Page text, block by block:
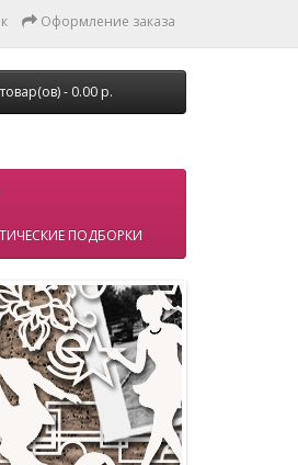
Оформление заказа
- 0.00 р.
ПОДБОРКИ